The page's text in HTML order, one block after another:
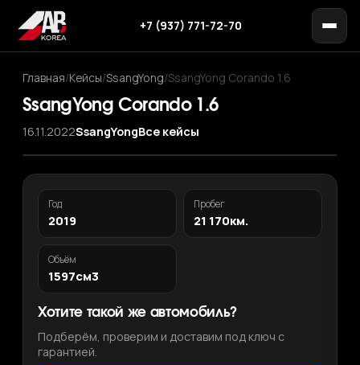
+7 (937) 771-72-70
Главная/Кейсы/SsangYong/SsangYong Corando 1.6
SsangYong Corando 1.6
16.11.2022SsangYongВсе кейсы
Год
2019
Пробег
21 170км.
Объём
1597см3
Хотите такой же автомобиль?
Подберём, проверим и доставим под ключ с
гарантией.